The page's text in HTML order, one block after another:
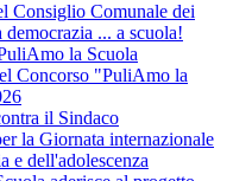
Consiglio Comunale dei
democrazia ... a scuola!
la Scuola
Concorso "PuliAmo la
il Sindaco
la Giornata internazionale
e dell'adolescenza